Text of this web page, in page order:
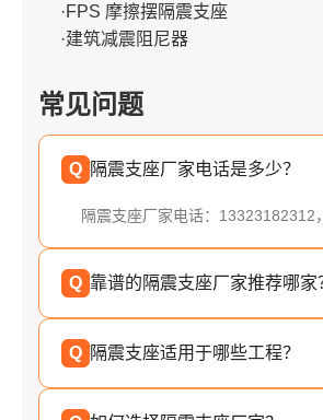
·FPS 摩擦摆隔震支座
·建筑减震阻尼器
常见问题
Q 隔震支座厂家电话是多少？
隔震支座厂家电话：
Q 靠谱的隔震支座厂家推荐哪家
Q 隔震支座适用于哪些工程？